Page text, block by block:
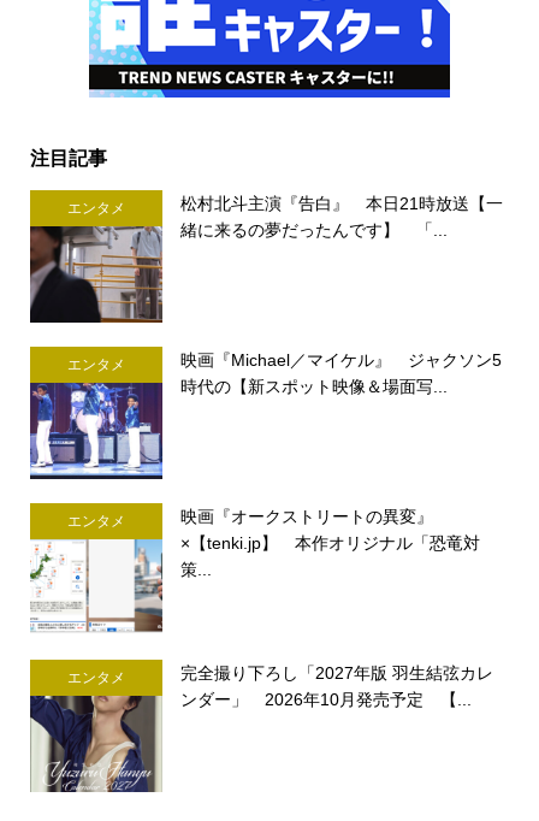
注目記事
エンタメ
松村北斗主演『告白』 本日21時放送【一
緒に来るの夢だったんです】 「...
エンタメ
映画『Michael／マイケル』 ジャクソン5
時代の【新スポット映像＆場面写...
エンタメ
映画『オークストリートの異変』
×【tenki.jp】 本作オリジナル「恐竜対
策...
エンタメ
完全撮り下ろし「2027年版 羽生結弦カレ
ンダー」 2026年10月発売予定 【...